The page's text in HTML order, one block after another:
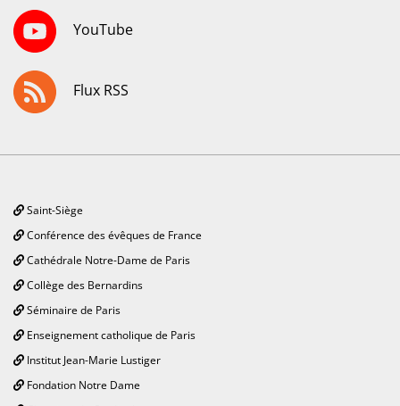
YouTube
Flux RSS
Saint-Siège
Conférence des évêques de France
Cathédrale Notre-Dame de Paris
Collège des Bernardins
Séminaire de Paris
Enseignement catholique de Paris
Institut Jean-Marie Lustiger
Fondation Notre Dame